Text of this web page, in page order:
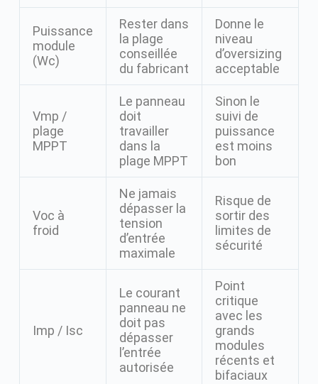
Puissance
module
(Wc)
Rester dans
la plage
conseillée
du fabricant
Donne le
niveau
d’oversizing
acceptable
Vmp /
plage
MPPT
Le panneau
doit
travailler
dans la
plage MPPT
Sinon le
suivi de
puissance
est moins
bon
Voc à
froid
Ne jamais
dépasser la
tension
d’entrée
maximale
Risque de
sortir des
limites de
sécurité
Imp / Isc
Le courant
panneau ne
doit pas
dépasser
l’entrée
autorisée
Point
critique
avec les
grands
modules
récents et
bifaciaux